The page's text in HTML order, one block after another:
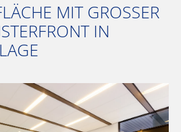
MIT GROSSER S
IN B